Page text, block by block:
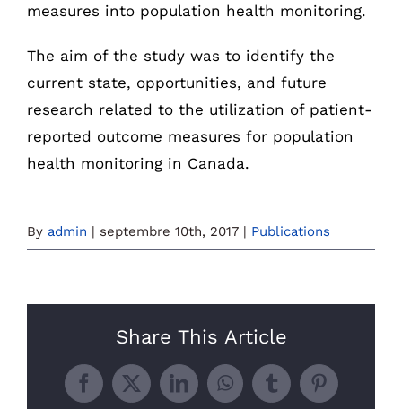
measures into population health monitoring.
The aim of the study was to identify the
current state, opportunities, and future
research related to the utilization of patient-
reported outcome measures for population
health monitoring in Canada.
By admin | septembre 10th, 2017 | Publications
Share This Article
Facebook
X LinkedInWhatsApp
TumblrPinterest